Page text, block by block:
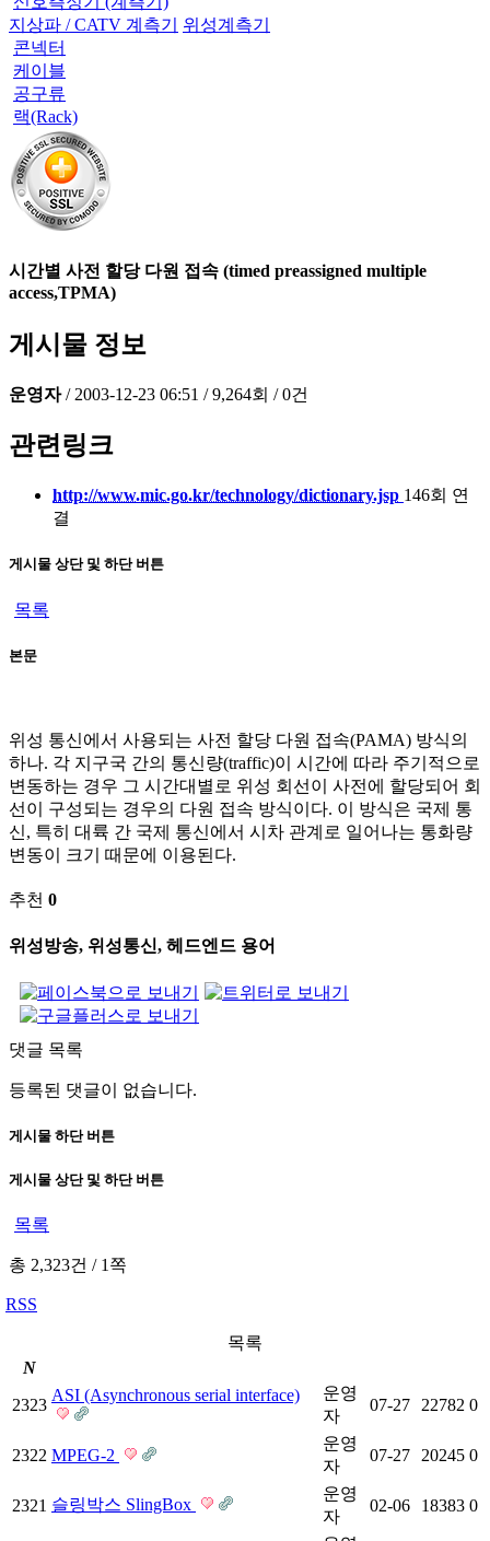
지상파 / CATV 계측기
위성계측기
콘넥터
케이블
공구류
랙(Rack)
시간별 사전 할당 다원 접속 (timed preassigned multiple
access,TPMA)
게시물 정보
운영자 / 2003-12-23 06:51 / 9,264회 / 0건
관련링크
http://www.mic.go.kr/technology/dictionary.jsp 146회 연
결
게시물 상단 및 하단 버튼
목록
본문
위성 통신에서 사용되는 사전 할당 다원 접속(PAMA) 방식의
하나. 각 지구국 간의 통신량(traffic)이 시간에 따라 주기적으로
변동하는 경우 그 시간대별로 위성 회선이 사전에 할당되어 회
선이 구성되는 경우의 다원 접속 방식이다. 이 방식은 국제 통
신, 특히 대륙 간 국제 통신에서 시차 관계로 일어나는 통화량
변동이 크기 때문에 이용된다.
추천 0
위성방송, 위성통신, 헤드엔드 용어
댓글 목록
등록된 댓글이 없습니다.
게시물 하단 버튼
게시물 상단 및 하단 버튼
목록
총 2,323건 /1쪽
RSS
목록
N
2323
ASI (Asynchronous serial interface)
운영
자
07-27 22782 0
2322 MPEG-2
운영
자
07-27 20245 0
2321 슬링박스 SlingBox
운영
자
02-06 18383 0